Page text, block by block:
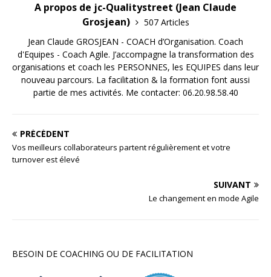
A propos de jc-Qualitystreet (Jean Claude
Grosjean)
507 Articles
Jean Claude GROSJEAN - COACH d’Organisation. Coach
d'Equipes - Coach Agile. J’accompagne la transformation des
organisations et coach les PERSONNES, les EQUIPES dans leur
nouveau parcours. La facilitation & la formation font aussi
partie de mes activités. Me contacter: 06.20.98.58.40
PRÉCÉDENT
Vos meilleurs collaborateurs partent régulièrement et votre
turnover est élevé
SUIVANT
Le changement en mode Agile
BESOIN DE COACHING OU DE FACILITATION